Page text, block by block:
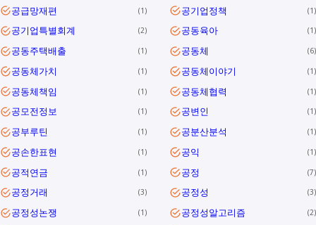
공급망재편 1 공기업정책 1
공기업특별회계 2 공동육아 1
공동주택배출 1 공동체 6
공동체가치 1 공동체이야기 1
공동체책임 1 공동체협력 1
공모전정보 1 공변인 1
공부루틴 1 공분산분석 1
공손한표현 1 공익 1
공적연금 1 공정 7
공정거래 3 공정성 3
공정성논쟁 1 공정성알고리즘 2